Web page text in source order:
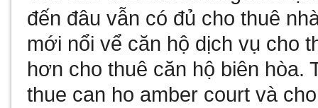
đến đâu vẫn có đủ cho thuê
mới nổi vể căn hộ dịch vụ cho
hơn cho thuê căn hộ biên hòa.
thue can ho amber court và